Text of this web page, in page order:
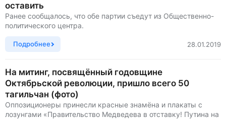
оставить
Ранее сообщалось, что обе партии съедут из Общественно-
политического центра.
Подробнее 28.01.2019
На митинг, посвящённый годовщине
Октябрьской революции, пришло всего 50
тагильчан (фото)
Оппозиционеры принесли красные знамёна и плакаты с
лозунгами «Правительство Медведева в отставку! Путина на